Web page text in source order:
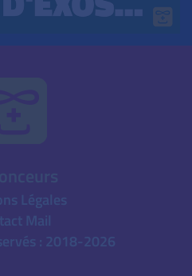
Légales
Mail
: 2018-2026